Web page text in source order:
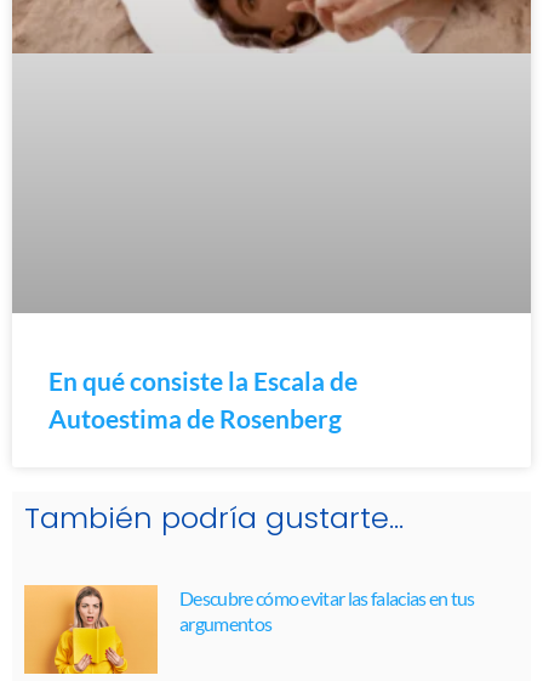
En qué consiste la Escala de
Autoestima de Rosenberg
También podría gustarte...
Descubre cómo evitar las falacias en tus
argumentos